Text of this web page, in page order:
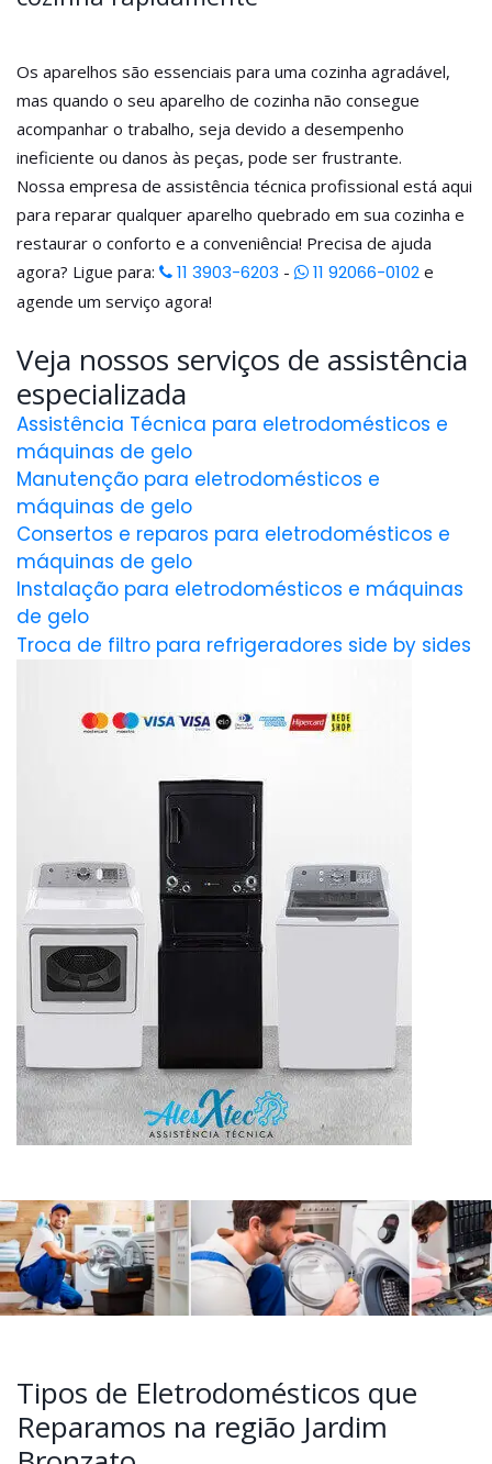
Os aparelhos são essenciais para uma cozinha agradável,
mas quando o seu aparelho de cozinha não consegue
acompanhar o trabalho, seja devido a desempenho
ineficiente ou danos às peças, pode ser frustrante.
Nossa empresa de assistência técnica profissional está aqui
para reparar qualquer aparelho quebrado em sua cozinha e
restaurar o conforto e a conveniência! Precisa de ajuda
agora? Ligue para:
11 3903-6203 - 11 92066-0102 e
agende um serviço agora!
Veja nossos serviços de assistência
especializada
Assistência Técnica para eletrodomésticos e
máquinas de gelo
Manutenção para eletrodomésticos e
máquinas de gelo
Consertos e reparos para eletrodomésticos e
máquinas de gelo
Instalação para eletrodomésticos e máquinas
de gelo
Troca de filtro para refrigeradores side by sides
Tipos de Eletrodomésticos que
Reparamos na região Jardim